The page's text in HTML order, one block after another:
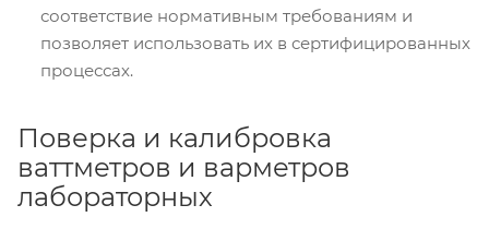
соответствие нормативным требованиям и
позволяет использовать их в сертифицированных
процессах.
Поверка и калибровка
ваттметров и варметров
лабораторных